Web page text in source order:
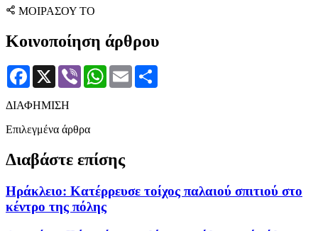
ΜΟΙΡΑΣΟΥ ΤΟ
Κοινοποίηση άρθρου
Facebook
X Viber WhatsApp
Email
ΔΙΑΦΗΜΙΣΗ
Επιλεγμένα άρθρα
Διαβάστε επίσης
Ηράκλειο: Κατέρρευσε τοίχος παλαιού σπιτιού στο
κέντρο της πόλης